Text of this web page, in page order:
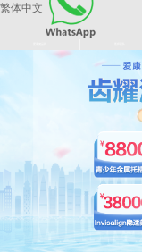
繁体中文